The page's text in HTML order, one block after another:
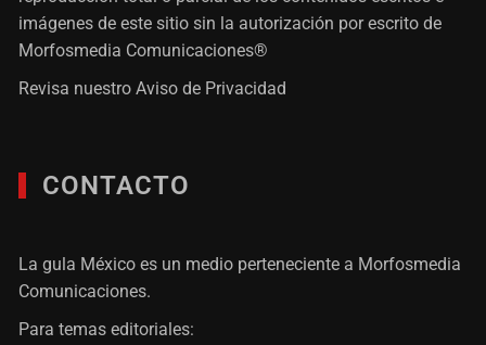
imágenes de este sitio sin la autorización por escrito de
Morfosmedia Comunicaciones®
Revisa nuestroAviso de Privacidad
CONTACTO
La gula México es un medio perteneciente a Morfosmedia
Comunicaciones.
Para temas editoriales: